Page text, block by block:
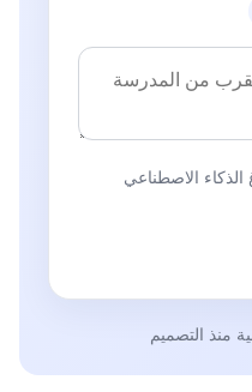
الاصطناعي
منذ التصميم